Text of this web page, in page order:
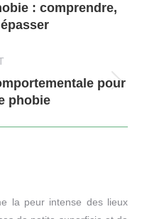
: comprendre,
pour
phobie
la peur intense des lieux